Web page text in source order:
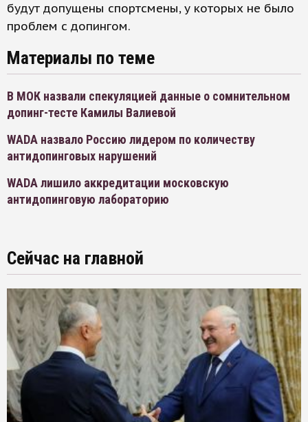
будут допущены спортсмены, у которых не было
проблем с допингом.
Материалы по теме
В МОК назвали спекуляцией данные о сомнительном
допинг-тесте Камилы Валиевой
WADA назвало Россию лидером по количеству
антидопинговых нарушений
WADA лишило аккредитации московскую
антидопинговую лабораторию
Сейчас на главной